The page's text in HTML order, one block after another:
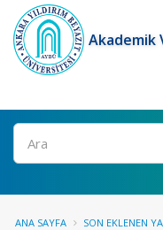
Akademik
Ara
ANA SAYFA SON EKLENEN